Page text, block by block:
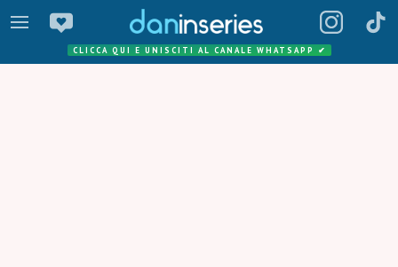
CLICCA QUI E UNISCITI AL CANALE WHATSAPP ✔